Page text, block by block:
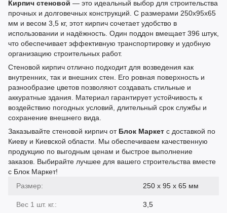
Кирпич стеновой — это идеальный выбор для строительства
прочных и долговечных конструкций. С размерами 250x95x65
мм и весом 3,5 кг, этот кирпич сочетает удобство в
использовании и надёжность. Один поддон вмещает 396 штук,
что обеспечивает эффективную транспортировку и удобную
организацию строительных работ.
Стеновой кирпич отлично подходит для возведения как
внутренних, так и внешних стен. Его ровная поверхность и
разнообразие цветов позволяют создавать стильные и
аккуратные здания. Материал гарантирует устойчивость к
воздействию погодных условий, длительный срок службы и
сохранение внешнего вида.
Заказывайте стеновой кирпич от Блок Маркет с доставкой по
Киеву и Киевской области. Мы обеспечиваем качественную
продукцию по выгодным ценам и быстрое выполнение
заказов. Выбирайте лучшее для вашего строительства вместе
с Блок Маркет!
Размер:
250 х 95 х 65 мм
Вес 1 шт. кг.: 3,5